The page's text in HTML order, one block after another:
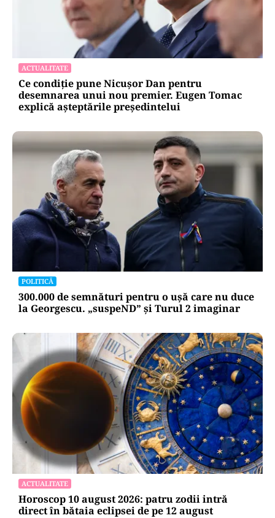
ACTUALITATE
Ce condiție pune Nicușor Dan pentru
desemnarea unui nou premier. Eugen Tomac
explică așteptările președintelui
POLITICĂ
300.000 de semnături pentru o ușă care nu duce
la Georgescu. „suspeND” și Turul 2 imaginar
ACTUALITATE
Horoscop 10 august 2026: patru zodii intră
direct în bătaia eclipsei de pe 12 august